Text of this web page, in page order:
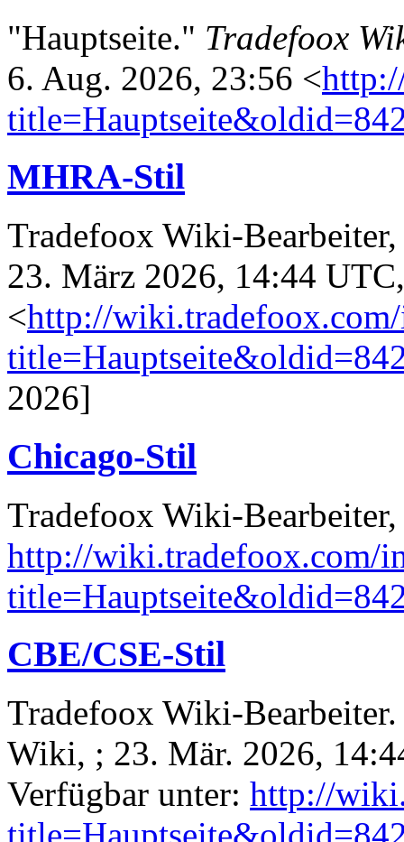
"Hauptseite." Tradefoox
6. Aug. 2026, 23:56 <
MHRA-Stil
Tradefoox Wiki-
23. März 2026, 14:44 UTC,
<http://
2026]
Chicago-Stil
Tradefoox Wiki-
http://wiki.tradefoox.com/
CBE/CSE-Stil
Tradefoox Wiki-
Wiki, ; 23. Mär. 2026,
Verfügbar unter: http://